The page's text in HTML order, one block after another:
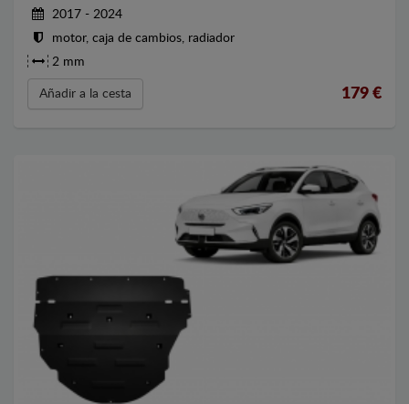
2017 - 2024
motor, caja de cambios, radiador
2 mm
Añadir a la cesta 179 €